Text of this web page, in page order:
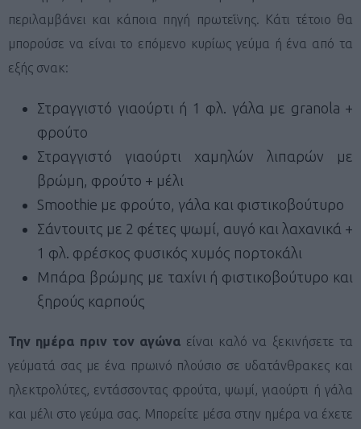
περιλαμβάνει και κάποια πηγή πρωτεΐνης. Κάτι τέτοιο θα
μπορούσε να είναι το επόμενο κυρίως γεύμα ή ένα από τα
εξής σνακ:
Στραγγιστό γιαούρτι ή 1 φλ. γάλα με granola +
φρούτο
Στραγγιστό γιαούρτι χαμηλών λιπαρών με
βρώμη, φρούτο + μέλι
Smoothie με φρούτο, γάλα και φιστικοβούτυρο
Σάντουιτς με 2 φέτες ψωμί, αυγό και λαχανικά +
1 φλ. φρέσκος φυσικός χυμός πορτοκάλι
Μπάρα βρώμης με ταχίνι ή φιστικοβούτυρο και
ξηρούς καρπούς
Την ημέρα πριν τον αγώνα είναι καλό να ξεκινήσετε τα
γεύματά σας με ένα πρωινό πλούσιο σε υδατάνθρακες και
ηλεκτρολύτες, εντάσσοντας φρούτα, ψωμί, γιαούρτι ή γάλα
και μέλι στο γεύμα σας. Μπορείτε μέσα στην ημέρα να έχετε